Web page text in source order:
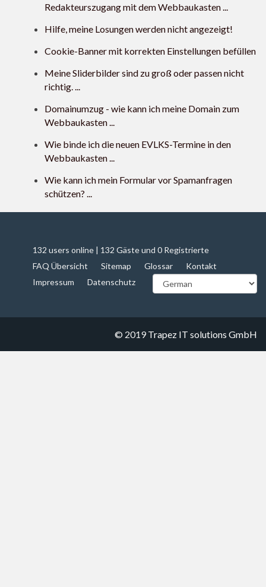
Redakteurszugang mit dem Webbaukasten ...
Hilfe, meine Losungen werden nicht angezeigt!
Cookie-Banner mit korrekten Einstellungen befüllen
Meine Sliderbilder sind zu groß oder passen nicht
richtig. ...
Domainumzug - wie kann ich meine Domain zum
Webbaukasten ...
Wie binde ich die neuen EVLKS-Termine in den
Webbaukasten ...
Wie kann ich mein Formular vor Spamanfragen
schützen? ...
132 users online | 132 Gäste und 0 Registrierte
FAQ Übersicht
Sitemap Glossar
Kontakt
Impressum
Datenschutz
© 2019Trapez IT solutions GmbH